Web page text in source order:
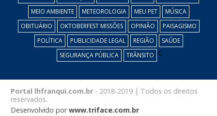
MEIO AMBIENTE
METEOROLOGIA MEU PET
MÚSICA
OBITUÁRIO
OKTOBERFEST MISSÕES OPINIÃO
PAISAGISMO
POLÍTICA
PUBLICIDADE LEGAL REGIÃO
SAÚDE
SEGURANÇA PÚBLICA
TRÂNSITO c
Portal lhfranqui.com.br - 2018-2019 | Todos os direitos
reservados.
Desenvolvido porwww.triface.com.br